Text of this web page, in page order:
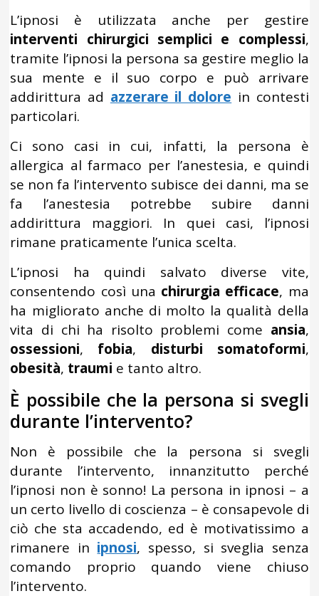
L’ipnosi è utilizzata anche per gestire
interventi chirurgici semplici e complessi,
tramite l’ipnosi la persona sa gestire meglio la
sua mente e il suo corpo e può arrivare
addirittura ad azzerare il dolore in contesti
particolari.
Ci sono casi in cui, infatti, la persona è
allergica al farmaco per l’anestesia, e quindi
se non fa l’intervento subisce dei danni, ma se
fa l’anestesia potrebbe subire danni
addirittura maggiori. In quei casi, l’ipnosi
rimane praticamente l’unica scelta.
L’ipnosi ha quindi salvato diverse vite,
consentendo così una chirurgia efficace, ma
ha migliorato anche di molto la qualità della
vita di chi ha risolto problemi come ansia,
ossessioni, fobia, disturbi somatoformi,
obesità, traumi e tanto altro.
È possibile che la persona si svegli
durante l’intervento?
Non è possibile che la persona si svegli
durante l’intervento, innanzitutto perché
l’ipnosi non è sonno! La persona in ipnosi – a
un certo livello di coscienza – è consapevole di
ciò che sta accadendo, ed è motivatissimo a
rimanere in ipnosi, spesso, si sveglia senza
comando proprio quando viene chiuso
l’intervento.